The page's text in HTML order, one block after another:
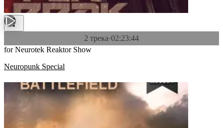
2 трека·02:23:44
for Neurotek Reaktor Show
Neuropunk Special